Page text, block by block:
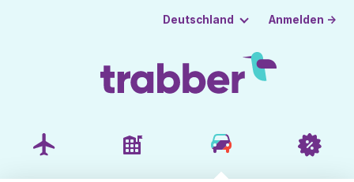
Deutschland Anmelden →